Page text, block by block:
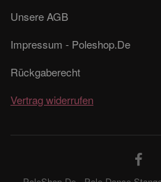
Unsere AGB
Impressum - Poleshop.De
Rückgaberecht
Vertrag widerrufen